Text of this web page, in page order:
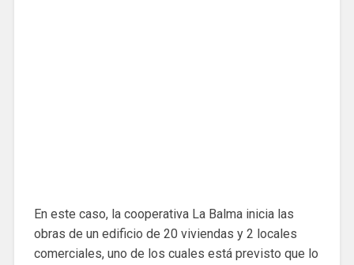
En este caso, la cooperativa La Balma inicia las
obras de un edificio de 20 viviendas y 2 locales
comerciales, uno de los cuales está previsto que lo